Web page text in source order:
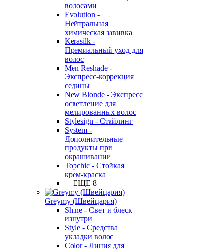
волосами
Evolution -
Нейтральная
химическая завивка
Kerasilk -
Премиальный уход для
волос
Men Reshade -
Экспресс-коррекция
седины
New Blonde - Экспресс
осветление для
мелированных волос
Stylesign - Стайлинг
System -
Дополнительные
продукты при
окрашивании
Topchic - Стойкая
крем-краска
+ ЕЩЕ 8
Greymy (Швейцария)
Shine - Свет и блеск
изнутри
Style - Средства
укладки волос
Color - Линия для